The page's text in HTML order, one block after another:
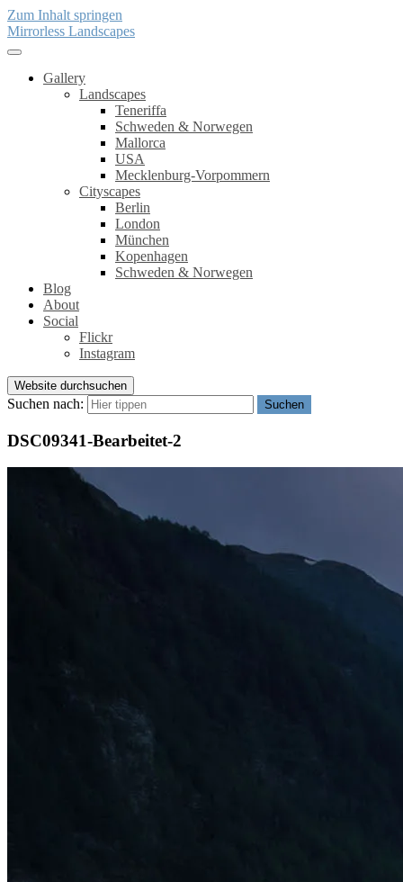
Zum Inhalt springen
Mirrorless Landscapes
Gallery
Landscapes
Teneriffa
Schweden & Norwegen
Mallorca
USA
Mecklenburg-Vorpommern
Cityscapes
Berlin
London
München
Kopenhagen
Schweden & Norwegen
Blog
About
Social
Flickr
Instagram
Website durchsuchen
Suchen nach: Suchen
DSC09341-Bearbeitet-2